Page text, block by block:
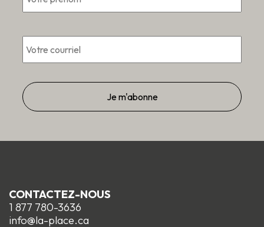
Courriel *
CONTACTEZ-NOUS
1 877 780-3636
info@la-place.ca